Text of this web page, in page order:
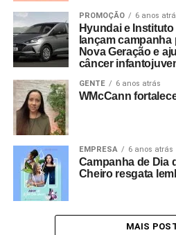
PROMOÇÃO 6 anos
Hyundai e
lançam
Nova Geração e
câncer
GENTE 6 anos atrás
WMcCann
EMPRESA 6 anos atrás
Campanha de Dia
Cheiro resgata
MAIS